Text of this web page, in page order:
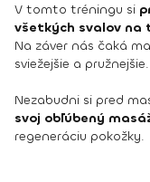
V tomto tréningu si
všetkých svalov na
Na záver nás čaká
sviežejšie a pružnejšie.
Nezabudni si pred
svoj obľúbený
regeneráciu pokožky.